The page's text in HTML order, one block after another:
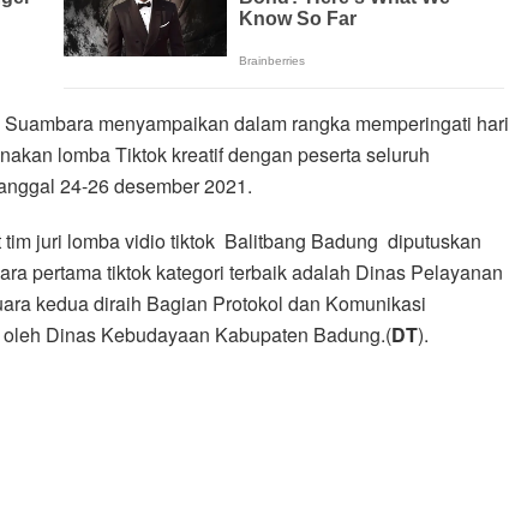
menyampaikan dalam rangka memperingati hari
lomba Tiktok kreatif dengan peserta seluruh
24-26 desember 2021.
juri lomba vidio tiktok Balitbang Badung diputuskan
pertama tiktok kategori terbaik adalah Dinas Pelayanan
kedua diraih Bagian Protokol dan Komunikasi
Dinas Kebudayaan Kabupaten Badung.(DT).